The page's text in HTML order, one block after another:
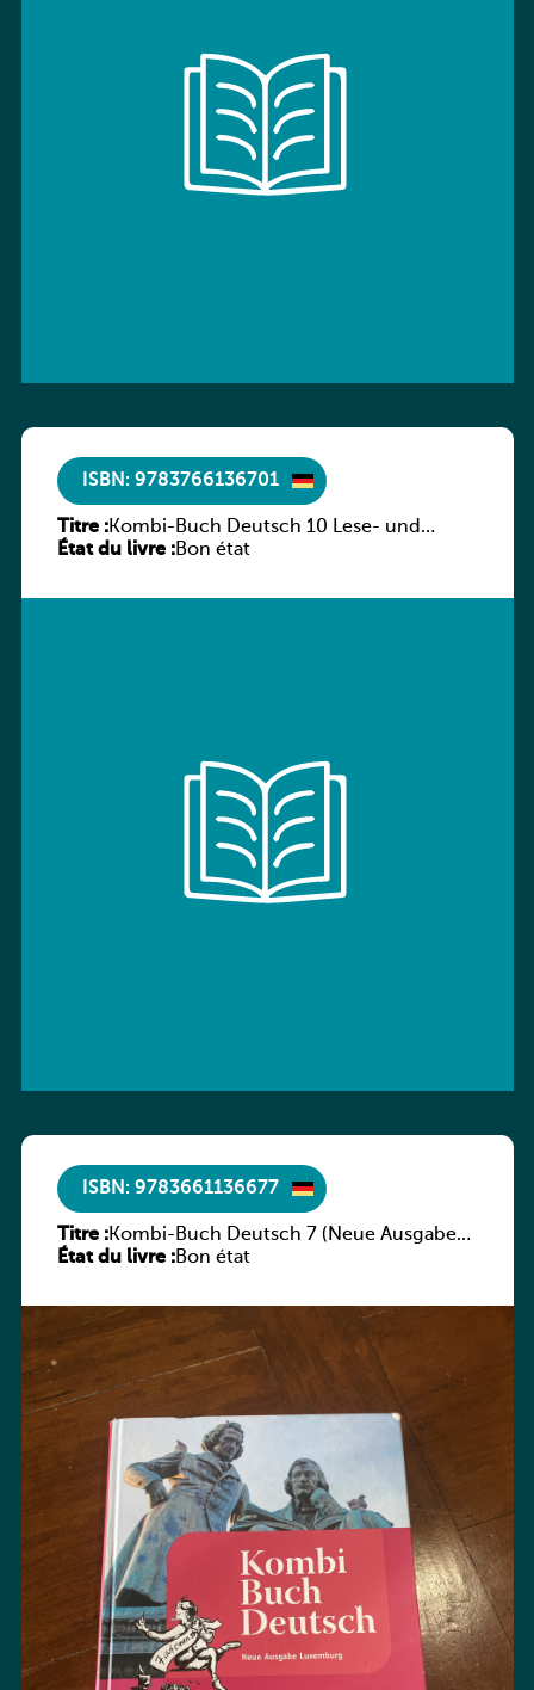
ISBN: 9783766136701
Titre :Kombi-Buch Deutsch 10 Lese- und
Sprachbuch
État du livre :Bon état
ISBN: 9783661136677
Titre :Kombi-Buch Deutsch 7 (Neue Ausgabe
Luxemburg)
État du livre :Bon état